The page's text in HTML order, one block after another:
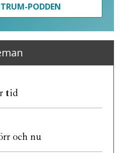
PODDEN
tid
och nu